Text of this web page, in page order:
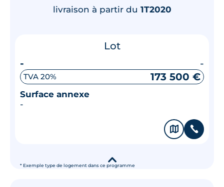
* Exemple type de logement dans ce programme
livraison à partir du 1T2020
Lot
-
-
TVA 20% 173 500 €
Surface annexe
-
🗞 📞
▾